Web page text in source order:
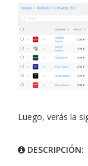
Luego, verás la
DESCRIPCIÓN: